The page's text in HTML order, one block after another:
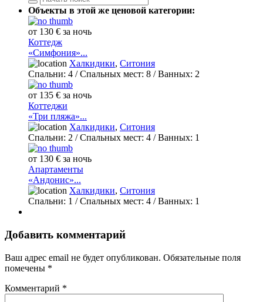
Объекты в этой же ценовой категории:
от 130 € за ночь
Коттедж
«Симфония»...
Халкидики, Ситония
Спальни: 4 / Спальных мест: 8 /Ванных: 2
от 135 € за ночь
Коттеджи
«Три пляжа»...
Халкидики, Ситония
Спальни: 2 / Спальных мест: 4 /Ванных: 1
от 130 € за ночь
Апартаменты
«Андонис»...
Халкидики, Ситония
Спальни: 1 / Спальных мест: 4 /Ванных: 1
Добавить комментарий
Ваш адрес email не будет опубликован. Обязательные поля
помечены *
Комментарий *